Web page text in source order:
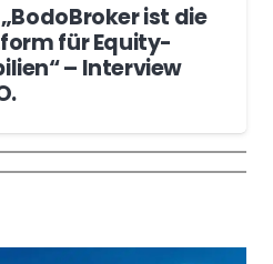
ist die
für Equity-
– Interview